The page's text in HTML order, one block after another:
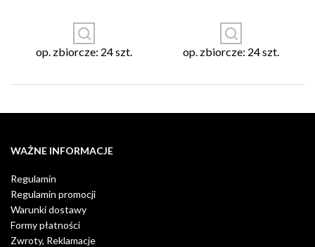
op. zbiorcze: 24 szt. op. zbiorcze: 24 szt.
WAŻNE INFORMACJE
Regulamin
Regulamin promocji
Warunki dostawy
Formy płatności
Zwroty, Reklamacje